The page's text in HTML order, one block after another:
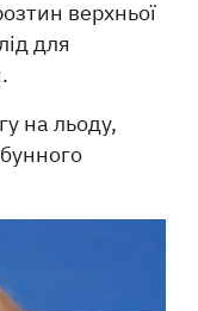
верхньої
для
на льоду,